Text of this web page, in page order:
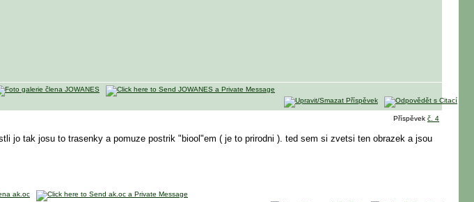
Příspěvek č. 4
jo tak josu to trasenky a pomuze postrik "biool"em ( je to prirodni ). ted sem si zvetsi ten obrazek a jsou